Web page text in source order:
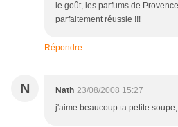
le goût, les parfums de
parfaitement réussie !!!
Répondre
N Nath 23/08/2008 15:27
j'aime beaucoup ta petite